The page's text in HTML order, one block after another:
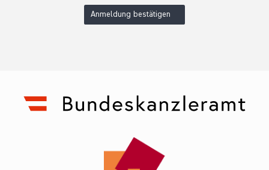
Anmeldung bestätigen